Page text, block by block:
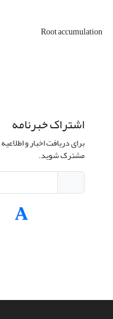
Root accumulation
اشتراک خبرنامه
برای دریافت اخبار و
مشترک شوید.